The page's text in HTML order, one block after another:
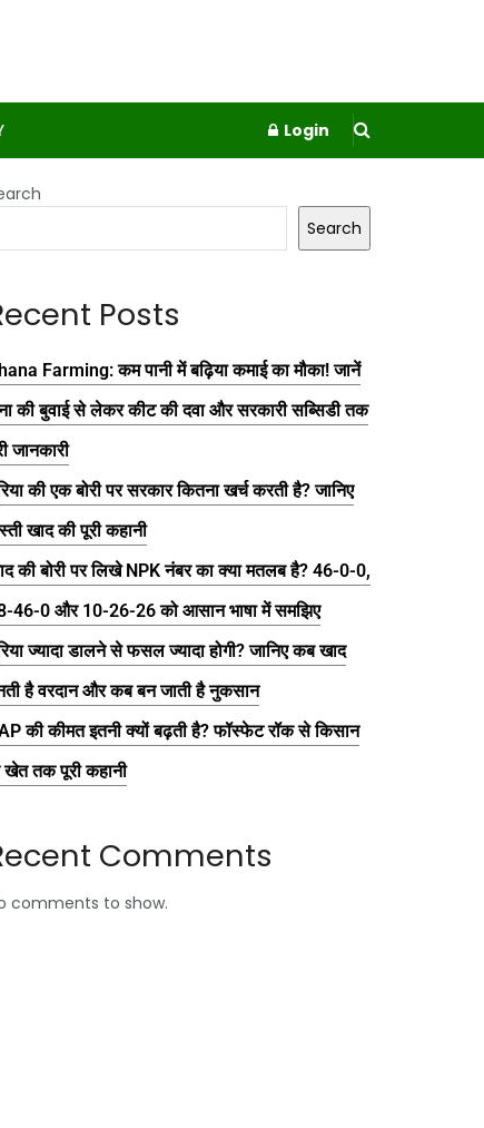
Login
Search
Posts
Farming: कम पानी में बढ़िया कमाई का मौका! जानें
की बुवाई से लेकर कीट की दवा और सरकारी सब्सिडी तक
जानकारी
की एक बोरी पर सरकार कितना खर्च करती है? जानिए
खाद की पूरी कहानी
की बोरी पर लिखे NPK नंबर का क्या मतलब है? 46-0-0,
46-0 और 10-26-26 को आसान भाषा में समझिए
ज्यादा डालने से फसल ज्यादा होगी? जानिए कब खाद
है वरदान और कब बन जाती है नुकसान
की कीमत इतनी क्यों बढ़ती है? फॉस्फेट रॉक से किसान
तक पूरी कहानी
Comments
comments to show.